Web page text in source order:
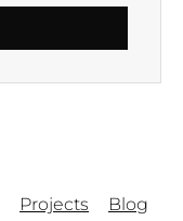
Projects Blog